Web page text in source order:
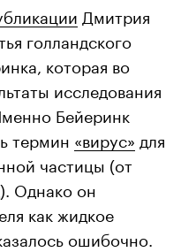
Дмитрия
голландского
которая во
исследования
Бейеринк
термин «вирус» для
частицы (от
Однако он
как жидкое
ошибочно.